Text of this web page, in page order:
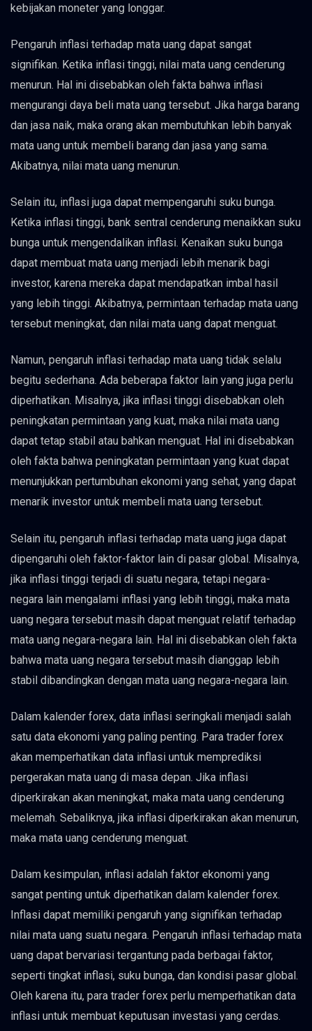
kebijakan moneter yang longgar.
Pengaruh inflasi terhadap mata uang dapat sangat
signifikan. Ketika inflasi tinggi, nilai mata uang cenderung
menurun. Hal ini disebabkan oleh fakta bahwa inflasi
mengurangi daya beli mata uang tersebut. Jika harga barang
dan jasa naik, maka orang akan membutuhkan lebih banyak
mata uang untuk membeli barang dan jasa yang sama.
Akibatnya, nilai mata uang menurun.
Selain itu, inflasi juga dapat mempengaruhi suku bunga.
Ketika inflasi tinggi, bank sentral cenderung menaikkan suku
bunga untuk mengendalikan inflasi. Kenaikan suku bunga
dapat membuat mata uang menjadi lebih menarik bagi
investor, karena mereka dapat mendapatkan imbal hasil
yang lebih tinggi. Akibatnya, permintaan terhadap mata uang
tersebut meningkat, dan nilai mata uang dapat menguat.
Namun, pengaruh inflasi terhadap mata uang tidak selalu
begitu sederhana. Ada beberapa faktor lain yang juga perlu
diperhatikan. Misalnya, jika inflasi tinggi disebabkan oleh
peningkatan permintaan yang kuat, maka nilai mata uang
dapat tetap stabil atau bahkan menguat. Hal ini disebabkan
oleh fakta bahwa peningkatan permintaan yang kuat dapat
menunjukkan pertumbuhan ekonomi yang sehat, yang dapat
menarik investor untuk membeli mata uang tersebut.
Selain itu, pengaruh inflasi terhadap mata uang juga dapat
dipengaruhi oleh faktor-faktor lain di pasar global. Misalnya,
jika inflasi tinggi terjadi di suatu negara, tetapi negara-
negara lain mengalami inflasi yang lebih tinggi, maka mata
uang negara tersebut masih dapat menguat relatif terhadap
mata uang negara-negara lain. Hal ini disebabkan oleh fakta
bahwa mata uang negara tersebut masih dianggap lebih
stabil dibandingkan dengan mata uang negara-negara lain.
Dalam kalender forex, data inflasi seringkali menjadi salah
satu data ekonomi yang paling penting. Para trader forex
akan memperhatikan data inflasi untuk memprediksi
pergerakan mata uang di masa depan. Jika inflasi
diperkirakan akan meningkat, maka mata uang cenderung
melemah. Sebaliknya, jika inflasi diperkirakan akan menurun,
maka mata uang cenderung menguat.
Dalam kesimpulan, inflasi adalah faktor ekonomi yang
sangat penting untuk diperhatikan dalam kalender forex.
Inflasi dapat memiliki pengaruh yang signifikan terhadap
nilai mata uang suatu negara. Pengaruh inflasi terhadap mata
uang dapat bervariasi tergantung pada berbagai faktor,
seperti tingkat inflasi, suku bunga, dan kondisi pasar global.
Oleh karena itu, para trader forex perlu memperhatikan data
inflasi untuk membuat keputusan investasi yang cerdas.